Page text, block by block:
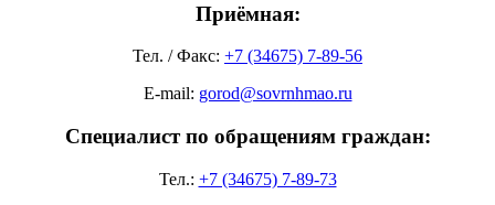
Приёмная:
Тел. / Факс: +7 (34675) 7-89-56
E-mail: gorod@sovrnhmao.ru
Специалист по обращениям граждан:
Тел.: +7 (34675) 7-89-73